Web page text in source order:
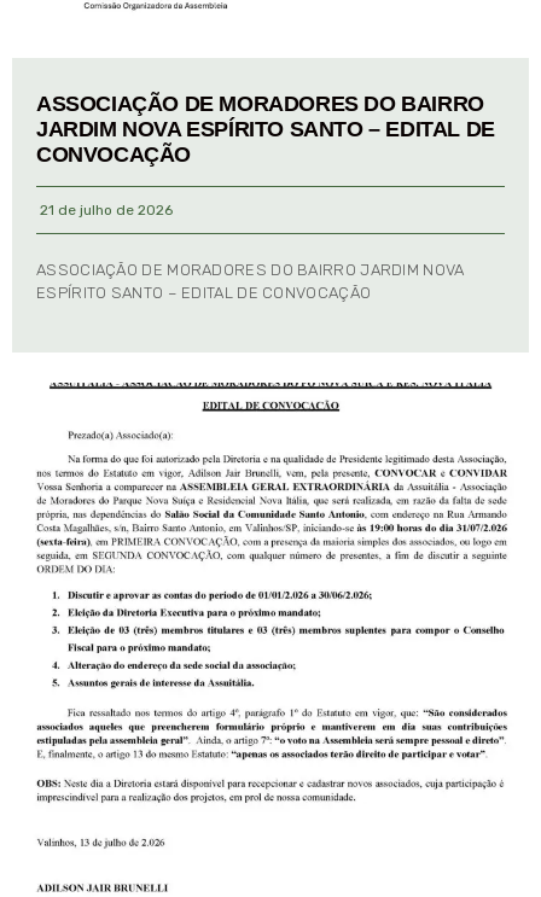
ASSOCIAÇÃO DE MORADORES DO BAIRRO
JARDIM NOVA ESPÍRITO SANTO – EDITAL DE
CONVOCAÇÃO
21 de julho de 2026
ASSOCIAÇÃO DE MORADORES DO BAIRRO JARDIM NOVA
ESPÍRITO SANTO – EDITAL DE CONVOCAÇÃO